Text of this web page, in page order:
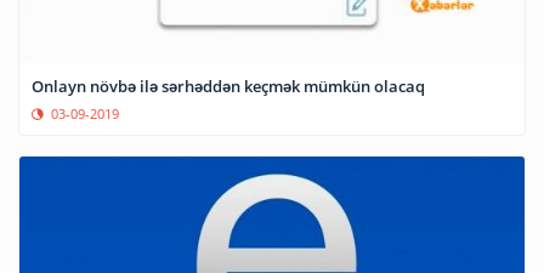
Onlayn növbə ilə sərhəddən keçmək mümkün olacaq
03-09-2019